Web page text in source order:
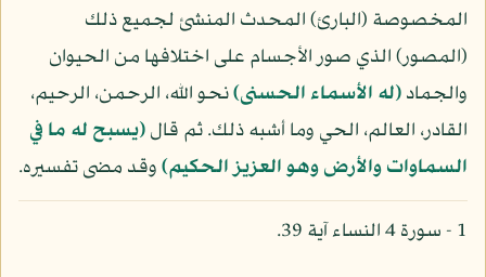
المخصوصة (البارئ) المحدث المنشئ لجميع ذلك
(المصور) الذي صور الأجسام على اختلافها من الحيوان
والجماد(له الأسماء الحسنى)نحو الله، الرحمن، الرحيم،
القادر، العالم، الحي وما أشبه ذلك. ثم قال(يسبح له ما في
السماوات والأرض وهو العزيز الحكيم)وقد مضى تفسيره.
1 - سورة 4 النساء آية 39.